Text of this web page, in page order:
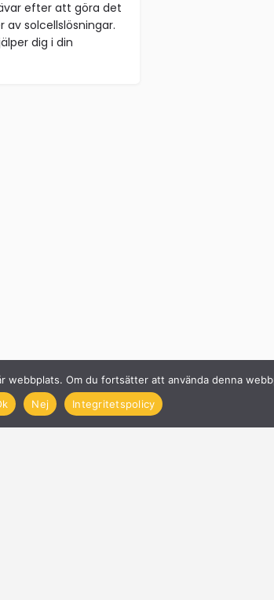
efter att göra det
solcellslösningar.
dig i din
Om du fortsätter att använda denna
Nej Integritetspolicy